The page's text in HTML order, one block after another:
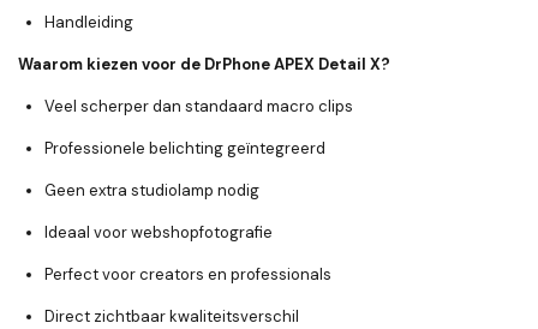
Handleiding
Waarom kiezen voor de DrPhone APEX Detail X?
Veel scherper dan standaard macro clips
Professionele belichting geïntegreerd
Geen extra studiolamp nodig
Ideaal voor webshopfotografie
Perfect voor creators en professionals
Direct zichtbaar kwaliteitsverschil